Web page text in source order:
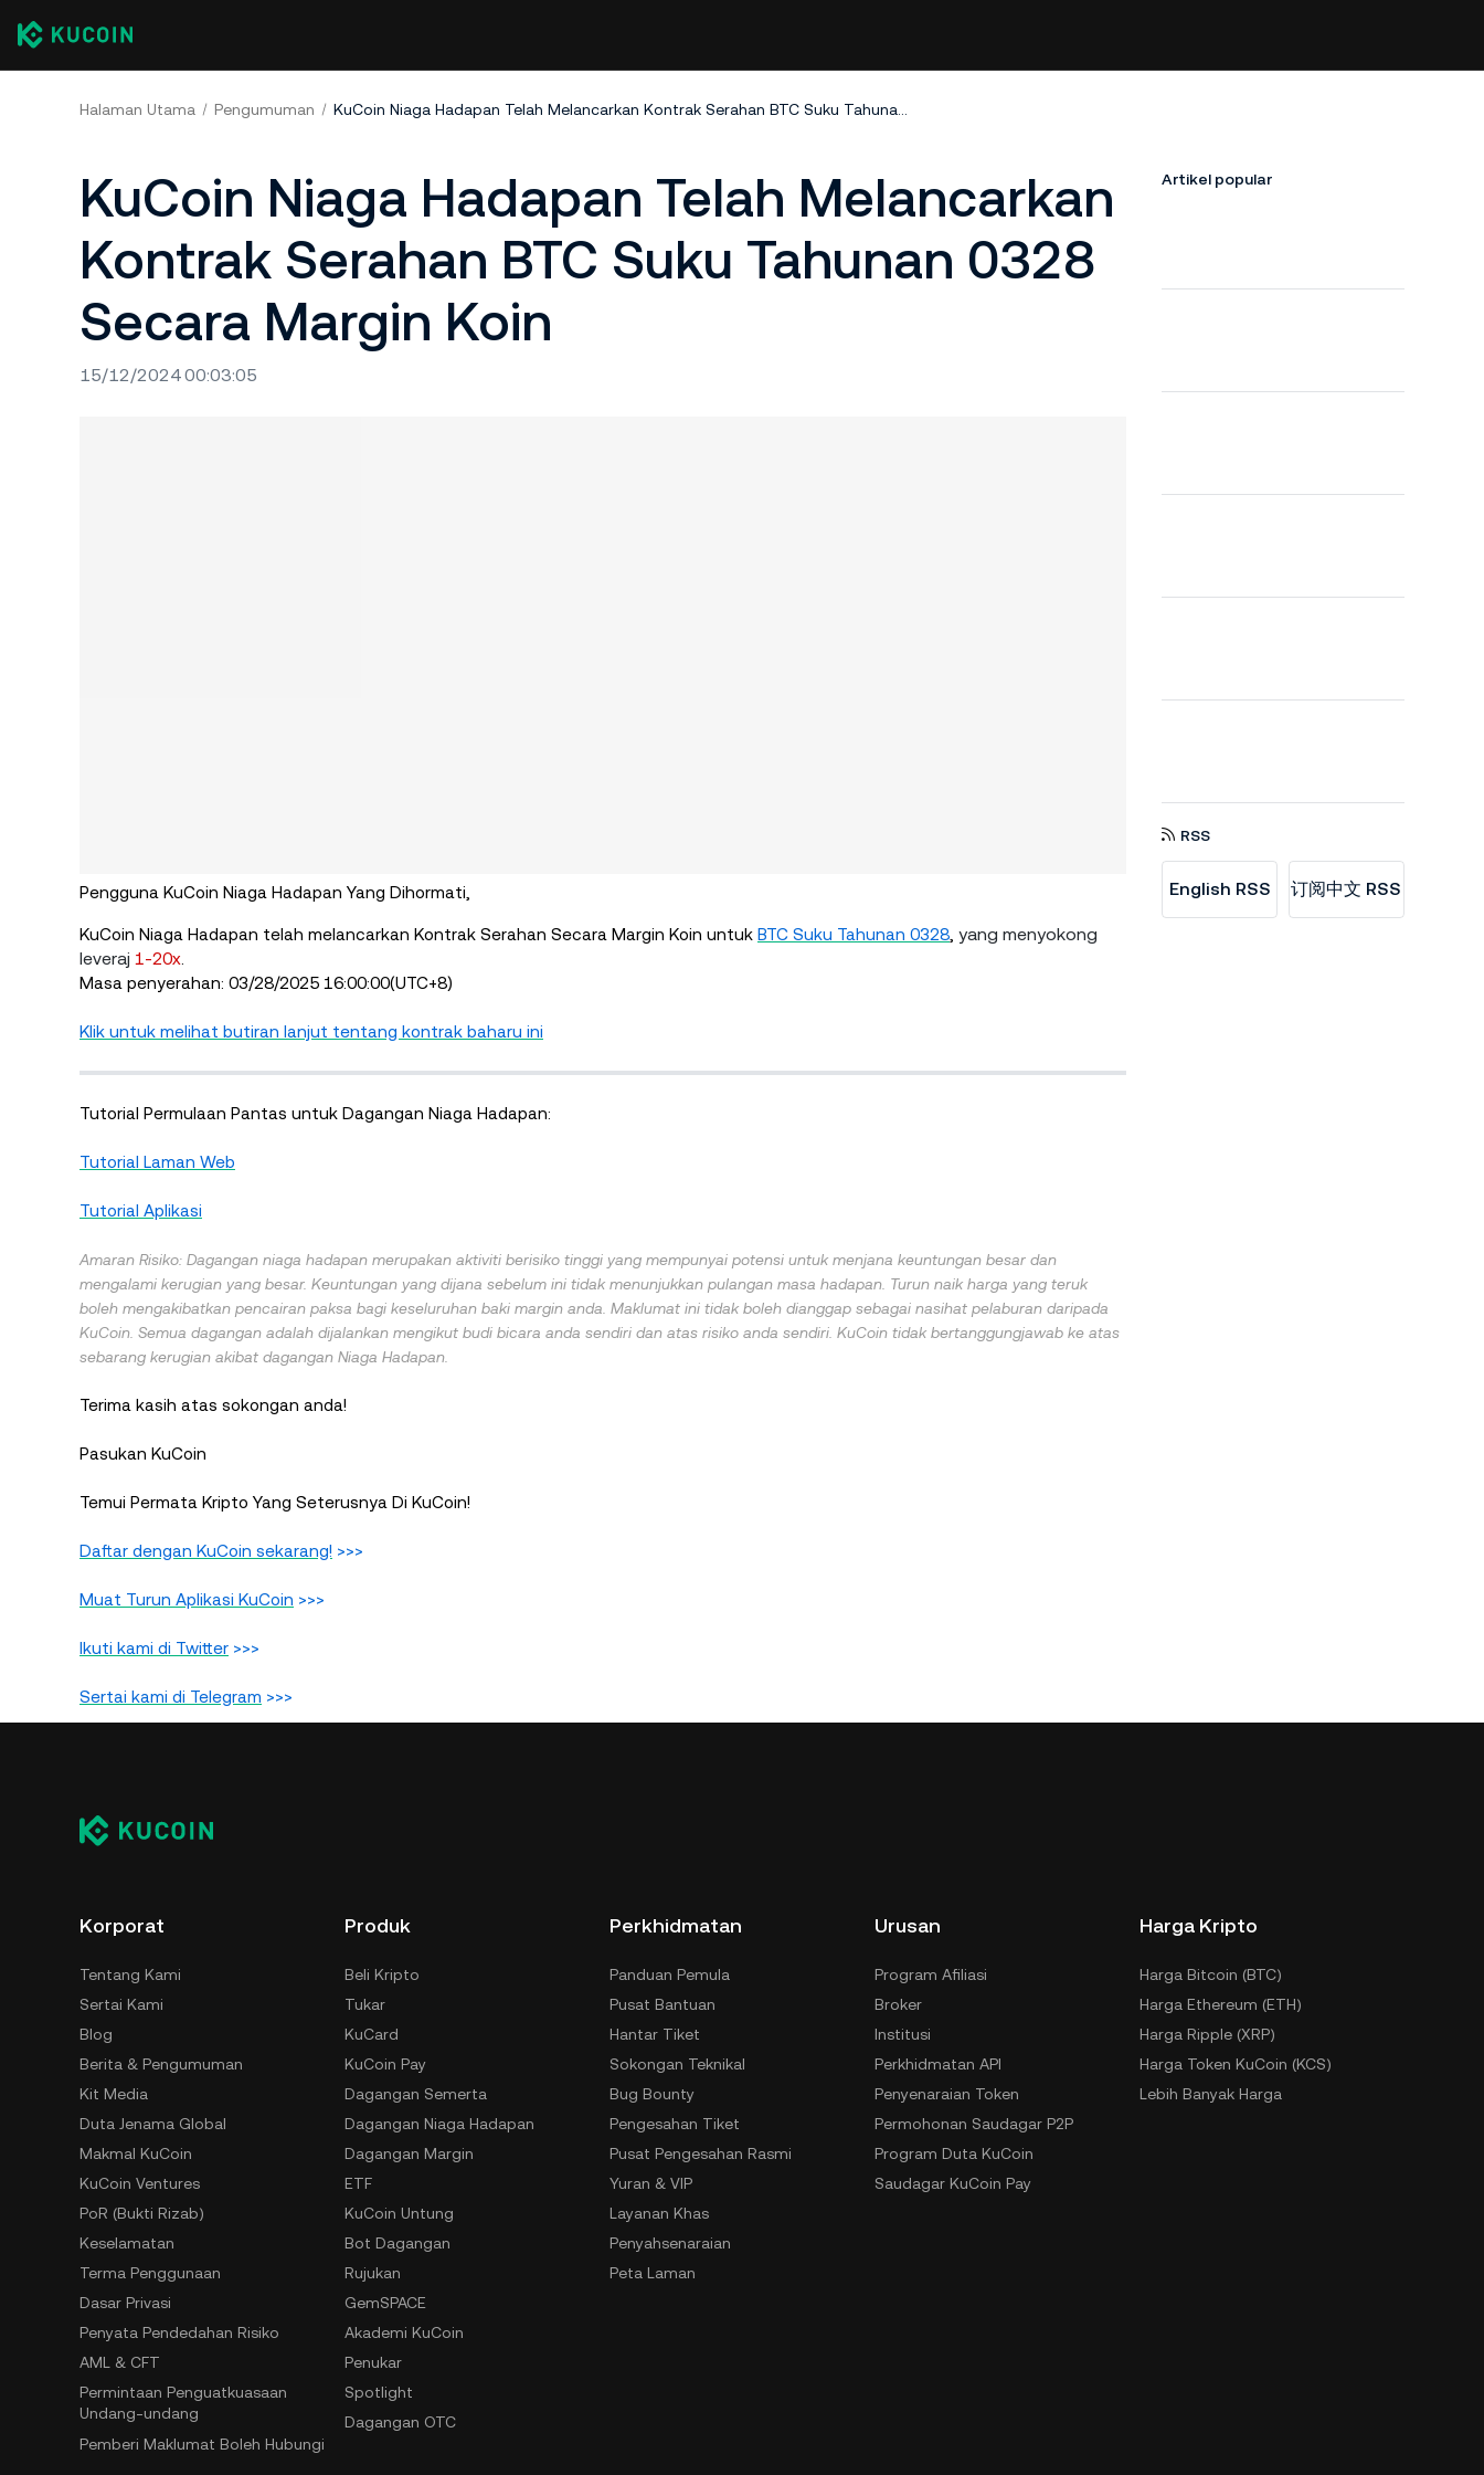
Halaman Utama Pengumuman KuCoin Niaga Hadapan Telah Melancarkan Kontrak Serahan BTC Suku Tahunan 0328 Secara Margin Koin
KuCoin Niaga Hadapan Telah Melancarkan
Kontrak Serahan BTC Suku Tahunan 0328
Secara Margin Koin
15/12/2024 00:03:05
Pengguna KuCoin Niaga Hadapan Yang Dihormati,
KuCoin Niaga Hadapan telah melancarkan Kontrak Serahan Secara Margin Koin untuk BTC Suku Tahunan 0328, yang menyokong
leveraj 1-20x.
Masa penyerahan: 03/28/2025 16:00:00(UTC+8)
Klik untuk melihat butiran lanjut tentang kontrak baharu ini
Tutorial Permulaan Pantas untuk Dagangan Niaga Hadapan:
Tutorial Laman Web
Tutorial Aplikasi
Amaran Risiko: Dagangan niaga hadapan merupakan aktiviti berisiko tinggi yang mempunyai potensi untuk menjana keuntungan besar dan
mengalami kerugian yang besar. Keuntungan yang dijana sebelum ini tidak menunjukkan pulangan masa hadapan. Turun naik harga yang teruk
boleh mengakibatkan pencairan paksa bagi keseluruhan baki margin anda. Maklumat ini tidak boleh dianggap sebagai nasihat pelaburan daripada
KuCoin. Semua dagangan adalah dijalankan mengikut budi bicara anda sendiri dan atas risiko anda sendiri. KuCoin tidak bertanggungjawab ke atas
sebarang kerugian akibat dagangan Niaga Hadapan.
Terima kasih atas sokongan anda!
Pasukan KuCoin
Temui Permata Kripto Yang Seterusnya Di KuCoin!
Daftar dengan KuCoin sekarang! >>>
Muat Turun Aplikasi KuCoin >>>
Ikuti kami di Twitter >>>
Sertai kami di Telegram >>>
Artikel popular
RSS
English RSS 订阅中文 RSS
Korporat
Tentang Kami
Sertai Kami
Blog
Berita & Pengumuman
Kit Media
Duta Jenama Global
Makmal KuCoin
KuCoin Ventures
PoR (Bukti Rizab)
Keselamatan
Terma Penggunaan
Dasar Privasi
Penyata Pendedahan Risiko
AML & CFT
Permintaan Penguatkuasaan
Undang-undang
Pemberi Maklumat Boleh Hubungi
Produk
Beli Kripto
Tukar
KuCard
KuCoin Pay
Dagangan Semerta
Dagangan Niaga Hadapan
Dagangan Margin
ETF
KuCoin Untung
Bot Dagangan
Rujukan
GemSPACE
Akademi KuCoin
Penukar
Spotlight
Dagangan OTC
Perkhidmatan
Panduan Pemula
Pusat Bantuan
Hantar Tiket
Sokongan Teknikal
Bug Bounty
Pengesahan Tiket
Pusat Pengesahan Rasmi
Yuran & VIP
Layanan Khas
Penyahsenaraian
Peta Laman
Urusan
Program Afiliasi
Broker
Institusi
Perkhidmatan API
Penyenaraian Token
Permohonan Saudagar P2P
Program Duta KuCoin
Saudagar KuCoin Pay
Harga Kripto
Harga Bitcoin (BTC)
Harga Ethereum (ETH)
Harga Ripple (XRP)
Harga Token KuCoin (KCS)
Lebih Banyak Harga